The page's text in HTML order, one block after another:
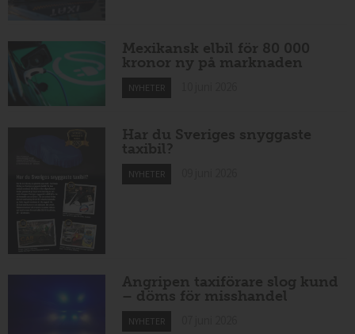
Mexikansk elbil för 80 000
kronor ny på marknaden
NYHETER
Har du Sveriges snyggaste
taxibil?
NYHETER
Angripen taxiförare slog kund
– döms för misshandel
NYHETER